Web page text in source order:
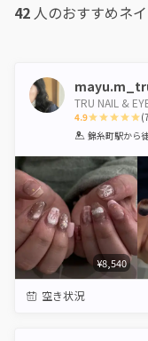
42 人のおすすめネ
TRU NAIL &
4.9
1 2 3 4 5
(
錦糸町駅から
¥8,540
空き状況